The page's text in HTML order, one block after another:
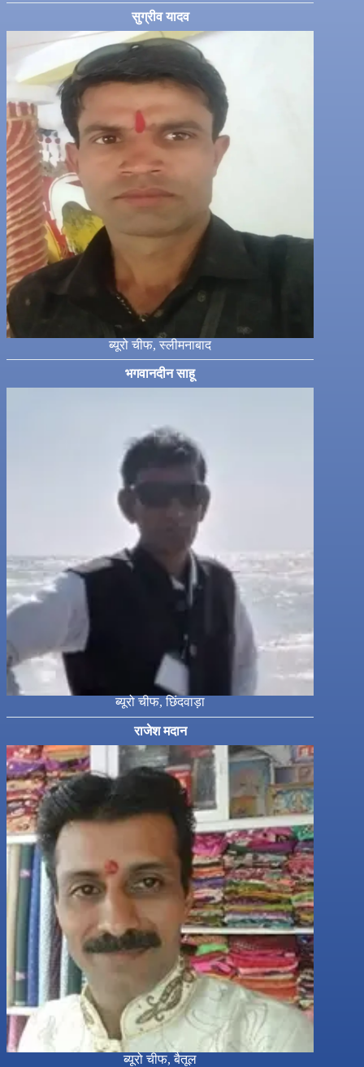
सुग्रीव यादव
ब्यूरो चीफ, स्लीमनाबाद
भगवानदीन साहू
ब्यूरो चीफ, छिंदवाड़ा
राजेश मदान
ब्यूरो चीफ, बैतूल